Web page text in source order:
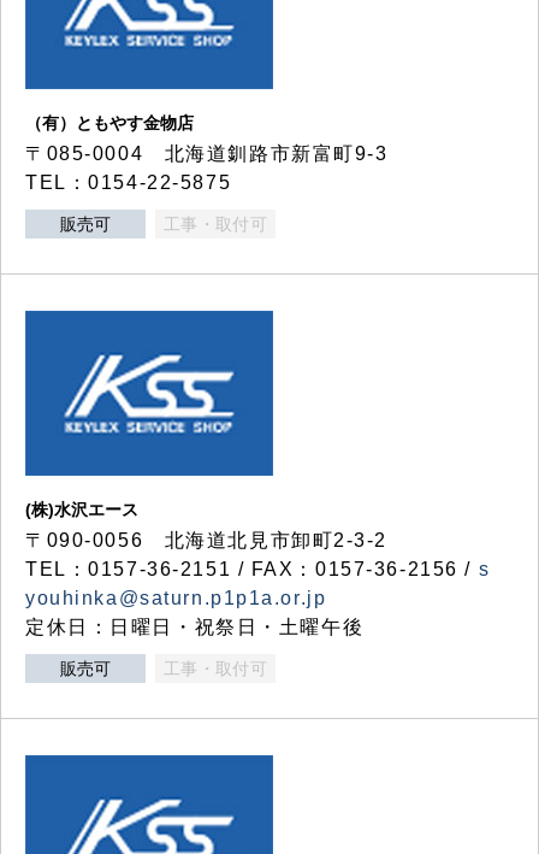
（有）ともやす金物店
〒085-0004 北海道釧路市新富町9-3
TEL：0154-22-5875
販売可 工事・取付可
(株)水沢エース
〒090-0056 北海道北見市卸町2-3-2
TEL：0157-36-2151 / FAX：0157-36-2156 / s
youhinka@saturn.p1p1a.or.jp
定休日：日曜日・祝祭日・土曜午後
販売可 工事・取付可